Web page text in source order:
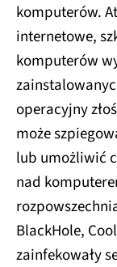
komputerów.
internetowe,
komputerów
operacyjny
może
lub umożliwić
nad
BlackHole,
zainfekowały